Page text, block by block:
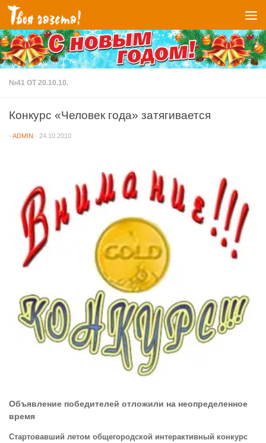
Перейти к содержимому
№41 ОТ 20.10.10.
Конкурс «Человек года» затягивается
- ADMIN · 24.10.2010
Объявление победителей отложили на неопределенное
время
Стартовавший летом общегородской интерактивный конкурс